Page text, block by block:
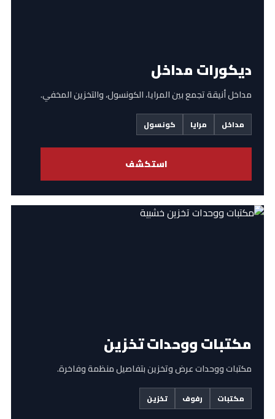
ديكورات مداخل
مداخل أنيقة تجمع بين المرايا، الكونسول، والتخزين المخفي.
مداخل مرايا كونسول
استكشف
مكتبات ووحدات تخزين
مكتبات ووحدات عرض وتخزين بتفاصيل منظمة وفاخرة.
مكتبات رفوف تخزين